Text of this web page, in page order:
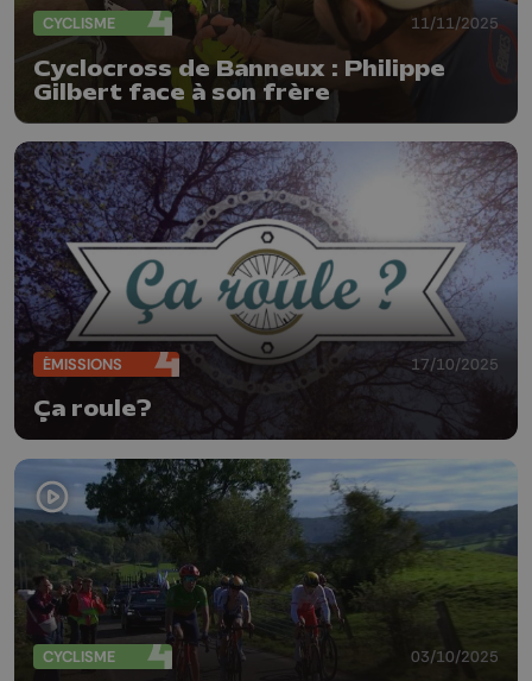
CYCLISME 11/11/2025
Cyclocross de Banneux : Philippe
Gilbert face à son frère
ÉMISSIONS 17/10/2025
Ça roule?
CYCLISME 03/10/2025